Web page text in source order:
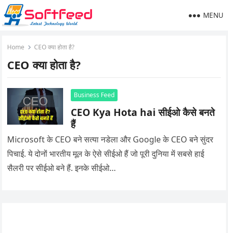
MENU
Home CEO क्या होता है?
CEO क्या होता है?
Business Feed
CEO Kya Hota hai सीईओ कैसे बनते
हैं
Microsoft के CEO बने सत्या नडेला और Google के CEO बने सुंदर
पिचाई. ये दोनों भारतीय मूल के ऐसे सीईओ हैं जो पूरी दुनिया में सबसे हाई
सैलरी पर सीईओ बने हैं. इनके सीईओ…